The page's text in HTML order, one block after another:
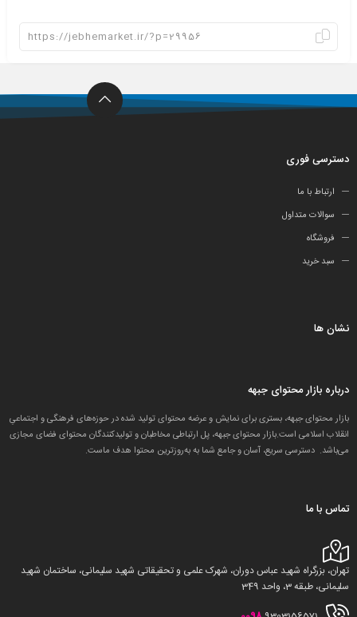
دسترسی فوری
ارتباط با ما
سوالات متداول
فروشگاه
سبد خرید
نشان ها
درباره بازار محتوای جبهه
بازار محتوای جبهه، بستری برای نمایش و عرضه محتوای تولید شده در حوزه‌های فرهنگی و اجتماعیِ
انقلاب اسلامی است.بازار محتوای جبهه، پل ارتباطی مخاطبان و تولید‌کنندگان محتوای فضای مجازی
می‌باشد. دسترسی سریع، آسان و جامع شما به به‌روزترین محتوا هدف ماست.
تماس با ما
تهران، بزرگراه شهید عباس دوران، شهرک علمی و تحقیقاتی شهید سلیمانی، ساختمان شهید
سلیمانی، طبقه 3، واحد 349